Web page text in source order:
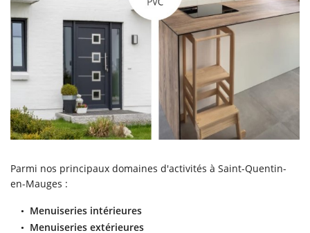
Parmi nos principaux domaines d'activités à Saint-Quentin-
en-Mauges :
Menuiseries intérieures
Menuiseries extérieures